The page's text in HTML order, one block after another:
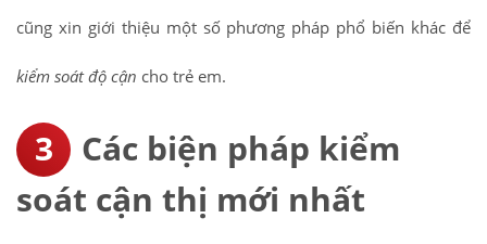
cũng xin giới thiệu một số phương pháp phổ biến khác để
kiểm soát độ cận cho trẻ em.
Các biện pháp kiểm
soát cận thị mới nhất